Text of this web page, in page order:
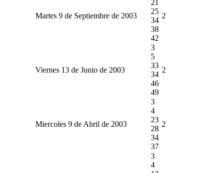
Martes 9 de Septiembre de 2003
21
25
34
38
42
2
Viernes 13 de Junio de 2003
3
5
33
34
46
49
2
Miercoles 9 de Abril de 2003
3
4
23
28
34
37
2
3
4